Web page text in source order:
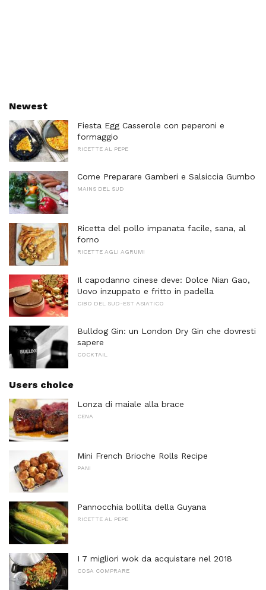
Newest
Fiesta Egg Casserole con peperoni e
formaggio
RICETTE AL PEPE
Come Preparare Gamberi e Salsiccia Gumbo
MAINS DEL SUD
Ricetta del pollo impanata facile, sana, al
forno
RICETTE AGLI AGRUMI
Il capodanno cinese deve: Dolce Nian Gao,
Uovo inzuppato e fritto in padella
CIBO DEL SUD-EST ASIATICO
Bulldog Gin: un London Dry Gin che dovresti
sapere
COCKTAIL
Users choice
Lonza di maiale alla brace
CENA
Mini French Brioche Rolls Recipe
PANI
Pannocchia bollita della Guyana
RICETTE AL PEPE
I 7 migliori wok da acquistare nel 2018
COSA COMPRARE